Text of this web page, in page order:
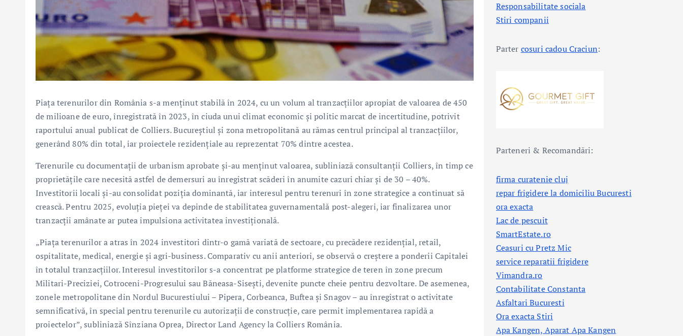
Piața terenurilor din România s-a menținut stabilă în 2024, cu un volum al tranzacțiilor apropiat de valoarea de 450
de milioane de euro, înregistrată în 2023, în ciuda unui climat economic și politic marcat de incertitudine, potrivit
raportului anual publicat de Colliers. Bucureștiul și zona metropolitană au rămas centrul principal al tranzacțiilor,
generând 80% din total, iar proiectele rezidențiale au reprezentat 70% dintre acestea.
Terenurile cu documentații de urbanism aprobate și-au menținut valoarea, subliniază consultanții Colliers, în timp ce
proprietățile care necesită astfel de demersuri au înregistrat scăderi în anumite cazuri chiar și de 30 – 40%.
Investitorii locali și-au consolidat poziția dominantă, iar interesul pentru terenuri în zone strategice a continuat să
crească. Pentru 2025, evoluția pieței va depinde de stabilitatea guvernamentală post-alegeri, iar finalizarea unor
tranzacții amânate ar putea impulsiona activitatea investițională.
„Piața terenurilor a atras în 2024 investitori dintr-o gamă variată de sectoare, cu precădere rezidențial, retail,
ospitalitate, medical, energie și agri-business. Comparativ cu anii anteriori, se observă o creștere a ponderii Capitalei
în totalul tranzacțiilor. Interesul investitorilor s-a concentrat pe platforme strategice de teren în zone precum
Militari-Preciziei, Cotroceni-Progresului sau Băneasa-Sisești, devenite puncte cheie pentru dezvoltare. De asemenea,
zonele metropolitane din Nordul Bucurestiului – Pipera, Corbeanca, Buftea și Snagov – au înregistrat o activitate
semnificativă, în special pentru terenurile cu autorizații de construcție, care permit implementarea rapidă a
proiectelor”, subliniază Sînziana Oprea, Director Land Agency la Colliers România.
Responsabilitate sociala
Stiri companii
Parter cosuri cadou Craciun:
Parteneri & Recomandări:
firma curatenie cluj
repar frigidere la domiciliu Bucuresti
ora exacta
Lac de pescuit
SmartEstate.ro
Ceasuri cu Pretz Mic
service reparatii frigidere
Vimandra.ro
Contabilitate Constanta
Asfaltari Bucuresti
Ora exacta Stiri
Apa Kangen, Aparat Apa Kangen